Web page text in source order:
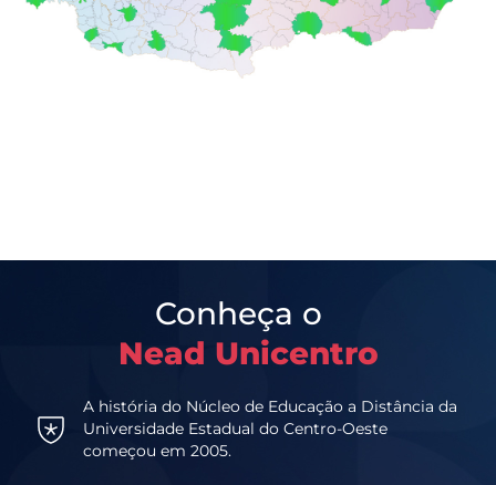
Conheça o
Nead Unicentro
A história do Núcleo de Educação a Distância da
Universidade Estadual do Centro-Oeste
começou em 2005.